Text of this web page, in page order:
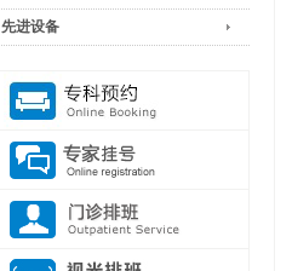
先进设备